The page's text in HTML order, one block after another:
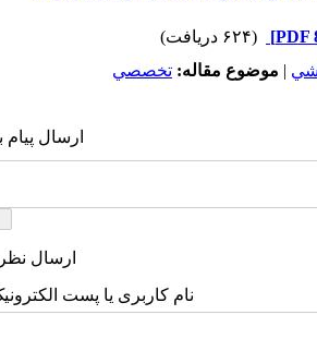
(۶۲۴ دریافت)
| موضوع مقاله: تخصصي
ارسال
ارسال
نام کاربری یا پست